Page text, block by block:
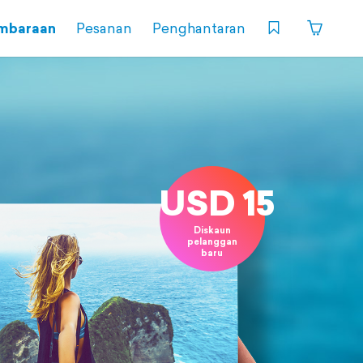
Pesanan Penghantaran
USD 15
Diskaun
pelanggan
baru